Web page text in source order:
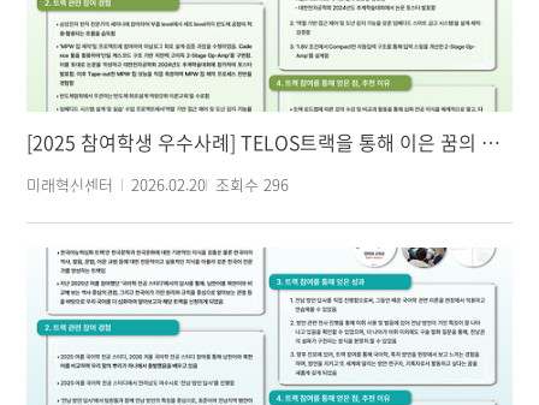
[2025 참여학생 우수사례] TELOS트랙을 통해 이은 꿈의 회로
미래혁신센터 2026.02.20 조회수 296